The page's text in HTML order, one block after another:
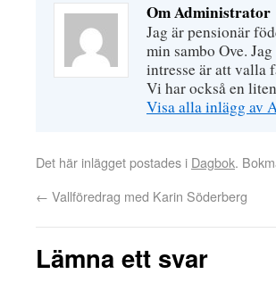
Om Administrator
Jag är pensionär
min sambo Ove.
intresse är att valla
Vi har också en
Visa alla inlägg av
Det här inlägget postades i Dagbok.
← Vallföredrag med Karin Söderberg
Lämna ett svar